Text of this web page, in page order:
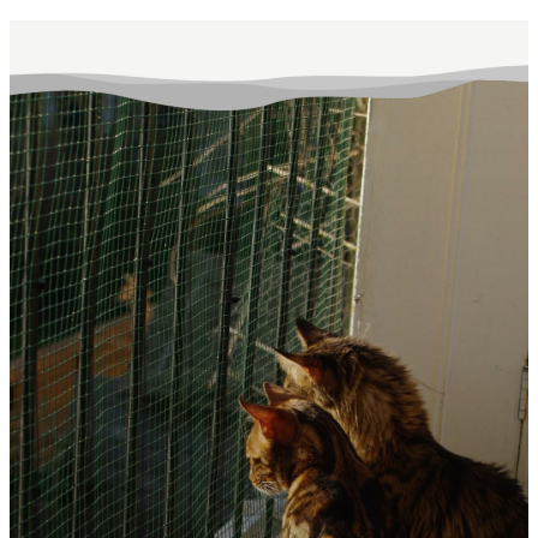
afstandshonden en
katten op uit de
Bommelerwaard. Zoek
je een nieuw
kameraadje? Is jouw
huisdier vermist? Kun je